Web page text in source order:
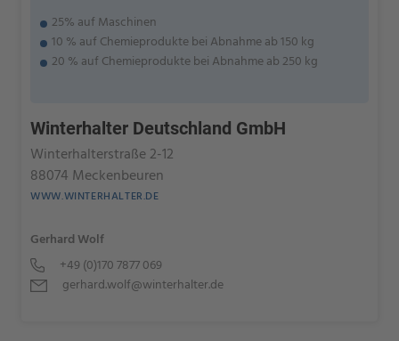
25% auf Maschinen
10 % auf Chemieprodukte bei Abnahme ab 150 kg
20 % auf Chemieprodukte bei Abnahme ab 250 kg
Winterhalter Deutschland GmbH
Winterhalterstraße 2-12
88074 Meckenbeuren
WWW.WINTERHALTER.DE
Gerhard Wolf
+49 (0)170 7877 069
gerhard.wolf@winterhalter.de